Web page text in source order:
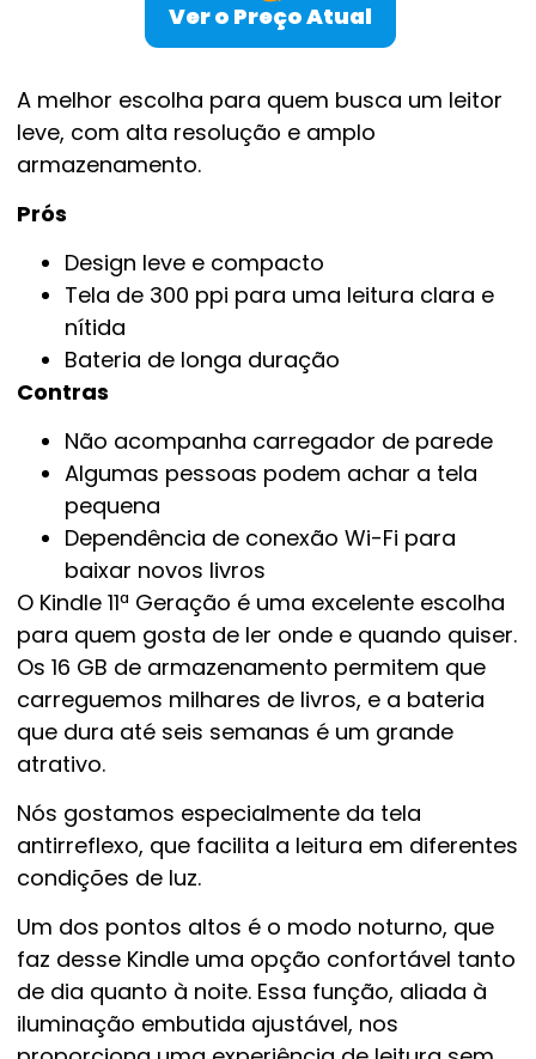
Ver o Preço Atual
A melhor escolha para quem busca um leitor
leve, com alta resolução e amplo
armazenamento.
Prós
Design leve e compacto
Tela de 300 ppi para uma leitura clara e
nítida
Bateria de longa duração
Contras
Não acompanha carregador de parede
Algumas pessoas podem achar a tela
pequena
Dependência de conexão Wi-Fi para
baixar novos livros
O Kindle 11ª Geração é uma excelente escolha
para quem gosta de ler onde e quando quiser.
Os 16 GB de armazenamento permitem que
carreguemos milhares de livros, e a bateria
que dura até seis semanas é um grande
atrativo.
Nós gostamos especialmente da tela
antirreflexo, que facilita a leitura em diferentes
condições de luz.
Um dos pontos altos é o modo noturno, que
faz desse Kindle uma opção confortável tanto
de dia quanto à noite. Essa função, aliada à
iluminação embutida ajustável, nos